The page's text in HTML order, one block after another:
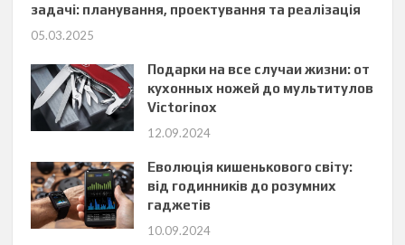
задачі: планування, проектування та реалізація
05.03.2025
Подарки на все случаи жизни: от
кухонных ножей до мультитулов
Victorinox
12.09.2024
Еволюція кишенькового світу:
від годинників до розумних
гаджетів
10.09.2024